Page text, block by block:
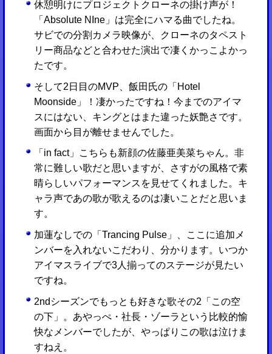
休憩明けにプロジェクトクローネの掛け声が！
「Absolute NIne」は完全にハマる曲でしたね。
サビでの分割カメラ映像が、クローネのタペスト
リー商品などと合わせた演出で凄くかっこよかっ
たです。
そして2日目のMVP、飯田氏の「Hotel
Moonside」！凄かったですね！今までのアイマ
スにはない、キングとはまた違った妖艶さです。
画面から目が離せませんでした。
「in fact」こちらも新顔の佐藤亜美菜ちゃん。非
常に難しい歌だと思いますが、さすがの風格で素
晴らしいパフォーマンスを見せてくれました。キ
ャラ声であの歌が歌えるのは凄いことだと思いま
す。
加蓮なしでの「Trancing Pulse」、ここに追加メ
ンバーを入れないこだわり、分かります。いつか
アイマスライブで3人揃ってのステージが見たい
ですね。
2ndシーズンでもっとも好きな歌その2「この空
の下」。あやっぺ・社長・ゾーラという比較的愉
快なメンバーでしたが、やっぱりこの歌は泣けま
すねえ。